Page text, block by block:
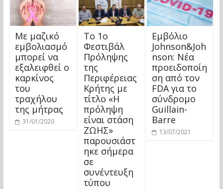
Με μαζικό
εμβολιασμό
μπορεί να
εξαλειφθεί ο
καρκίνος
του
τραχήλου
της μήτρας
31/01/2020
Το 1ο
Φεστιβάλ
Πρόληψης
της
Περιφέρειας
Κρήτης με
τίτλο «Η
πρόληψη
είναι στάση
ΖΩΗΣ»
παρουσιάστ
ηκε σήμερα
σε
συνέντευξη
τύπου
Εμβόλιο
Johnson&Joh
nson: Νέα
προειδοποίη
ση από τον
FDA για το
σύνδρομο
Guillain-
Barre
13/07/2021